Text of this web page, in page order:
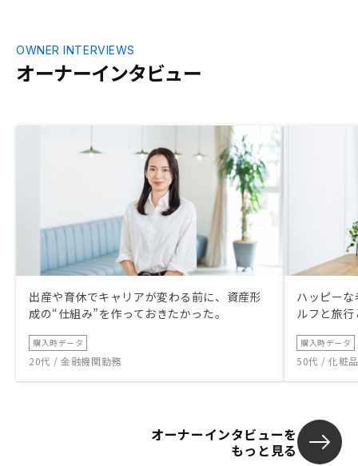
オーナーインタビュー
OWNER INTERVIEWS
出産や育休でキャリアが変わる前に、資産形
成の“仕組み”を作っておきたかった。
購入時データ
20代 / 金融機関勤務
ハッピー
ルフと旅
購入時データ
50代 / 化粧
オーナーインタビューを
もっと見る